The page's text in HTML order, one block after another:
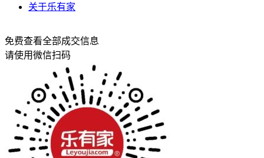
关于乐有家
免费查看全部成交信息
请使用微信扫码